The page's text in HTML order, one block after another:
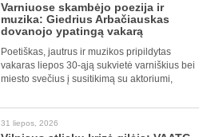
Varniuose skambėjo poezija ir
muzika: Giedrius Arbačiauskas
dovanojo ypatingą vakarą
Poetiškas, jautrus ir muzikos pripildytas
vakaras liepos 30-ąją sukvietė varniškius bei
miesto svečius į susitikimą su aktoriumi,
31 liepos, 2026